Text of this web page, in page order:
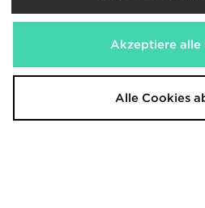
Partnerprogramm
Akzeptiere alle
Alle Cookies